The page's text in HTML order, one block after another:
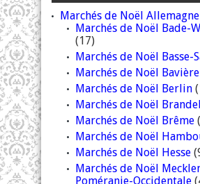
Marchés de Noël Allemagne
Marchés de Noël Bade-
(17)
Marchés de Noël Basse-
Marchés de Noël Bavière
Marchés de Noël Berlin
Marchés de Noël
Marchés de Noël Brême
Marchés de Noël
Marchés de Noël Hesse
Marchés de Noël
Poméranie-Occidentale